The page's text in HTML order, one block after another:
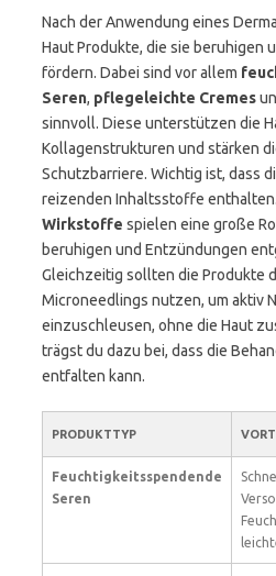
Nach der Anwendung eines
Haut Produkte, die sie beruhigen
fördern. Dabei sind vor allem
Seren, pflegeleichte Cremes
sinnvoll. Diese unterstützen die
Kollagenstrukturen und stärken
Schutzbarriere. Wichtig ist, dass
reizenden Inhaltsstoffe
Wirkstoffe spielen eine große
beruhigen und Entzündungen
Gleichzeitig sollten die Produkte
Microneedlings nutzen, um aktiv
einzuschleusen, ohne die Haut
trägst du dazu bei, dass die
entfalten kann.
PRODUKTTYP
Feuchtigkeitsspendende
Seren